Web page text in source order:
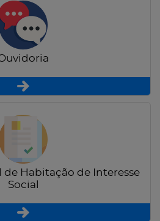
de Habitação de Interesse
Social